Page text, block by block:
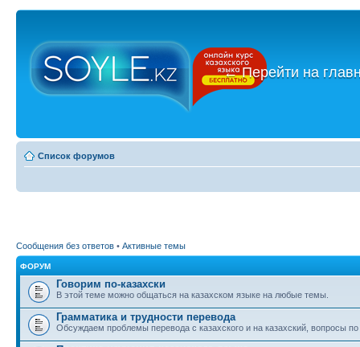
←Перейти на
Список форумов
Сообщения без ответов • Активные темы
ФОРУМ
Говорим по-казахски
В этой теме можно общаться на казахском языке на любые темы.
Грамматика и трудности перевода
Обсуждаем проблемы перевода с казахского и на казахский, вопросы